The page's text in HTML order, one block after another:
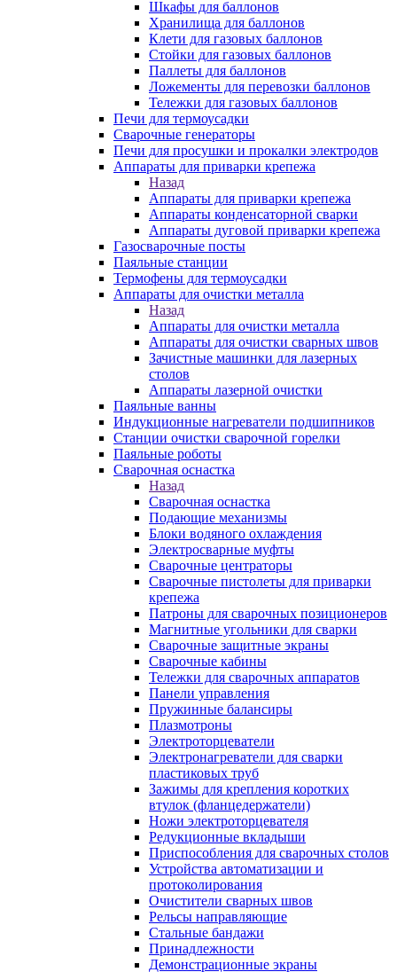
Шкафы для баллонов
Хранилища для баллонов
Клети для газовых баллонов
Стойки для газовых баллонов
Паллеты для баллонов
Ложементы для перевозки баллонов
Тележки для газовых баллонов
Печи для термоусадки
Сварочные генераторы
Печи для просушки и прокалки электродов
Аппараты для приварки крепежа
Назад
Аппараты для приварки крепежа
Аппараты конденсаторной сварки
Аппараты дуговой приварки крепежа
Газосварочные посты
Паяльные станции
Термофены для термоусадки
Аппараты для очистки металла
Назад
Аппараты для очистки металла
Аппараты для очистки сварных швов
Зачистные машинки для лазерных
столов
Аппараты лазерной очистки
Паяльные ванны
Индукционные нагреватели подшипников
Станции очистки сварочной горелки
Паяльные роботы
Сварочная оснастка
Назад
Сварочная оснастка
Подающие механизмы
Блоки водяного охлаждения
Электросварные муфты
Сварочные центраторы
Сварочные пистолеты для приварки
крепежа
Патроны для сварочных позиционеров
Магнитные угольники для сварки
Сварочные защитные экраны
Сварочные кабины
Тележки для сварочных аппаратов
Панели управления
Пружинные балансиры
Плазмотроны
Электроторцеватели
Электронагреватели для сварки
пластиковых труб
Зажимы для крепления коротких
втулок (фланцедержатели)
Ножи электроторцевателя
Редукционные вкладыши
Приспособления для сварочных столов
Устройства автоматизации и
протоколирования
Очистители сварных швов
Рельсы направляющие
Стальные бандажи
Принадлежности
Демонстрационные экраны